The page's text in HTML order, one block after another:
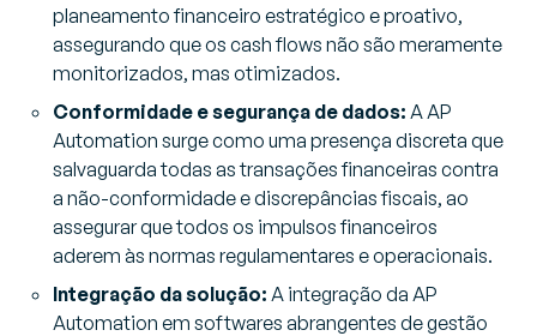
planeamento financeiro estratégico e proativo,
assegurando que os cash flows não são meramente
monitorizados, mas otimizados.
Conformidade e segurança de dados: A AP
Automation surge como uma presença discreta que
salvaguarda todas as transações financeiras contra
a não-conformidade e discrepâncias fiscais, ao
assegurar que todos os impulsos financeiros
aderem às normas regulamentares e operacionais.
Integração da solução: A integração da AP
Automation em softwares abrangentes de gestão